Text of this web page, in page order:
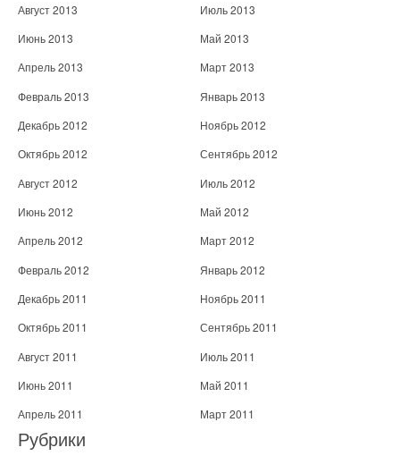
Август 2013
Июль 2013
Июнь 2013
Май 2013
Апрель 2013
Март 2013
Февраль 2013
Январь 2013
Декабрь 2012
Ноябрь 2012
Октябрь 2012
Сентябрь 2012
Август 2012
Июль 2012
Июнь 2012
Май 2012
Апрель 2012
Март 2012
Февраль 2012
Январь 2012
Декабрь 2011
Ноябрь 2011
Октябрь 2011
Сентябрь 2011
Август 2011
Июль 2011
Июнь 2011
Май 2011
Апрель 2011
Март 2011
Рубрики